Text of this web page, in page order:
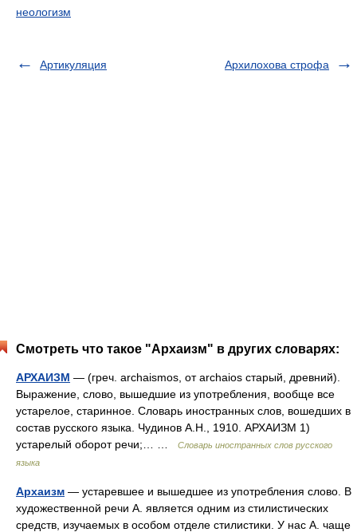
неологизм
Артикуляция Архилохова строфа
Смотреть что такое "Архаизм" в других словарях:
АРХАИЗМ — (греч. archaismos, от archaios старый, древний).
Выражение, слово, вышедшие из употребления, вообще все
устарелое, старинное. Словарь иностранных слов, вошедших в
состав русского языка. Чудинов А.Н., 1910. АРХАИЗМ 1)
устарелый оборот речи;… …
Словарь иностранных слов русского
языка
Архаизм — устаревшее и вышедшее из употребления слово. В
художественной речи А. является одним из стилистических
средств, изучаемых в особом отделе стилистики. У нас А. чаще